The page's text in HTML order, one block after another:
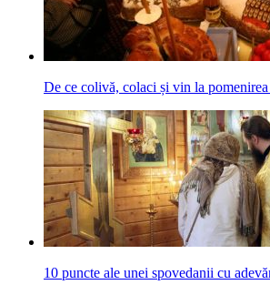
De ce colivă, colaci și vin la
10 puncte ale unei spovedanii cu